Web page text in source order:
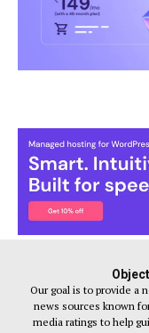
Our goal is to provide a
news sources known
media ratings to help